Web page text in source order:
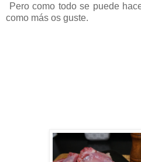
Pero como todo se puede
como más os guste.